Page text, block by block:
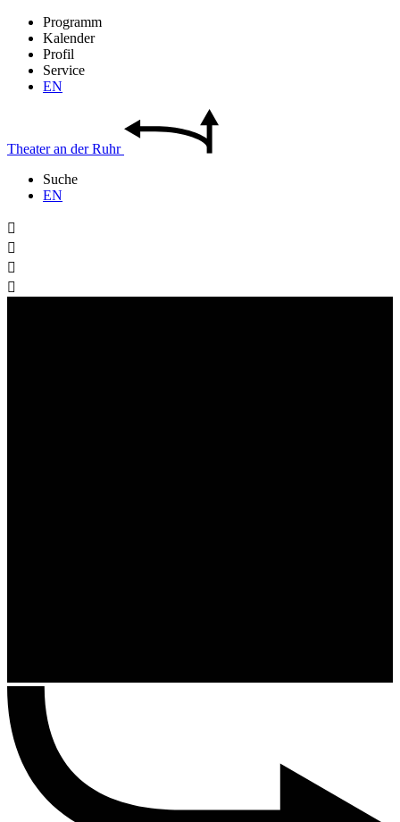
Programm
Kalender
Profil
Service
EN
Theateran derRuhr
Suche
EN



